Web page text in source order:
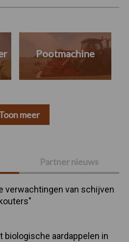
Partner nieuws
verwachtingen van schijven
biologische aardappelen in
Pootmachine
meer